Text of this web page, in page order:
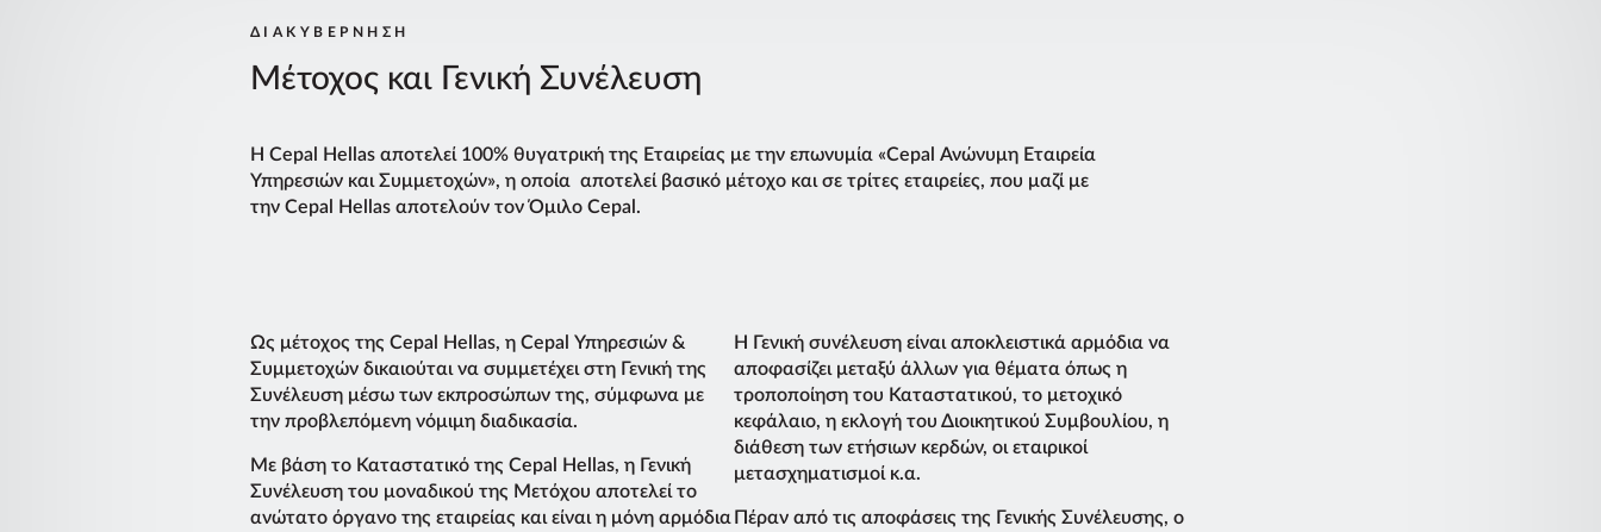
ΔΙΑΚΥΒΕΡΝΗΣΗ
Μέτοχος και Γενική Συνέλευση
H Cepal Hellas αποτελεί 100% θυγατρική της Εταιρείας με την επωνυμία «Cepal Ανώνυμη Εταιρεία
Υπηρεσιών και Συμμετοχών», η οποία αποτελεί βασικό μέτοχο και σε τρίτες εταιρείες, που μαζί με
την Cepal Hellas αποτελούν τον Όμιλο Cepal.
Ως μέτοχος της Cepal Hellas, η Cepal Υπηρεσιών &
Συμμετοχών δικαιούται να συμμετέχει στη Γενική της
Συνέλευση μέσω των εκπροσώπων της, σύμφωνα με
την προβλεπόμενη νόμιμη διαδικασία.
Με βάση το Καταστατικό της Cepal Hellas, η Γενική
Συνέλευση του μοναδικού της Μετόχου αποτελεί το
ανώτατο όργανο της εταιρείας και είναι η μόνη αρμόδια
Η Γενική συνέλευση είναι αποκλειστικά αρμόδια να
αποφασίζει μεταξύ άλλων για θέματα όπως η
τροποποίηση του Καταστατικού, το μετοχικό
κεφάλαιο, η εκλογή του Διοικητικού Συμβουλίου, η
διάθεση των ετήσιων κερδών, οι εταιρικοί
μετασχηματισμοί κ.α.
Πέραν από τις αποφάσεις της Γενικής Συνέλευσης, ο